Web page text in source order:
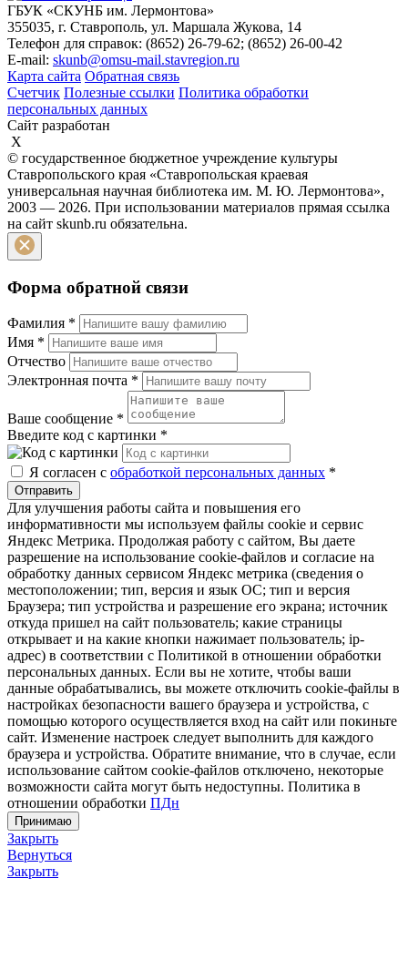
ГБУК «СКУНБ им. Лермонтова»
355035, г. Ставрополь, ул. Маршала Жукова, 14
Телефон для справок: (8652) 26-79-62; (8652) 26-00-42
E-mail: skunb@omsu-mail.stavregion.ru
Карта сайта Обратная связь
Счетчик Полезные ссылки Политика обработки
персональных данных
Сайт разработан
X
© государственное бюджетное учреждение культуры
Ставропольского края «Ставропольская краевая
универсальная научная библиотека им. М. Ю. Лермонтова»,
2003 — 2026. При использовании материалов прямая ссылка
на сайт skunb.ru обязательна.
Форма обратной связи
Фамилия *
Имя *
Отчество
Электронная почта *
Ваше сообщение *
Введите код с картинки *
Я согласен с обработкой персональных данных *
Отправить
Для улучшения работы сайта и повышения его
информативности мы используем файлы cookie и сервис
Яндекс Метрика. Продолжая работу с сайтом, Вы даете
разрешение на использование cookie-файлов и согласие на
обработку данных сервисом Яндекс метрика (сведения о
местоположении; тип, версия и язык ОС; тип и версия
Браузера; тип устройства и разрешение его экрана; источник
откуда пришел на сайт пользователь; какие страницы
открывает и на какие кнопки нажимает пользователь; ip-
адрес) в соответствии с Политикой в отношении обработки
персональных данных. Если вы не хотите, чтобы ваши
данные обрабатывались, вы можете отключить cookie-файлы в
настройках безопасности вашего браузера и устройства, с
помощью которого осуществляется вход на сайт или покиньте
сайт. Изменение настроек следует выполнить для каждого
браузера и устройства. Обратите внимание, что в случае, если
использование сайтом cookie-файлов отключено, некоторые
возможности сайта могут быть недоступны. Политика в
отношении обработки ПДн
Принимаю
Закрыть
Вернуться
Закрыть